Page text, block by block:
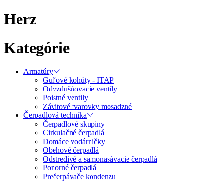
Herz
Kategórie
Armatúry
Guľové kohúty - ITAP
Odvzdušňovacie ventily
Poistné ventily
Závitové tvarovky mosadzné
Čerpadlová technika
Čerpadlové skupiny
Cirkulačné čerpadlá
Domáce vodárničky
Obehové čerpadlá
Odstredivé a samonasávacie čerpadlá
Ponorné čerpadlá
Prečerpávače kondenzu